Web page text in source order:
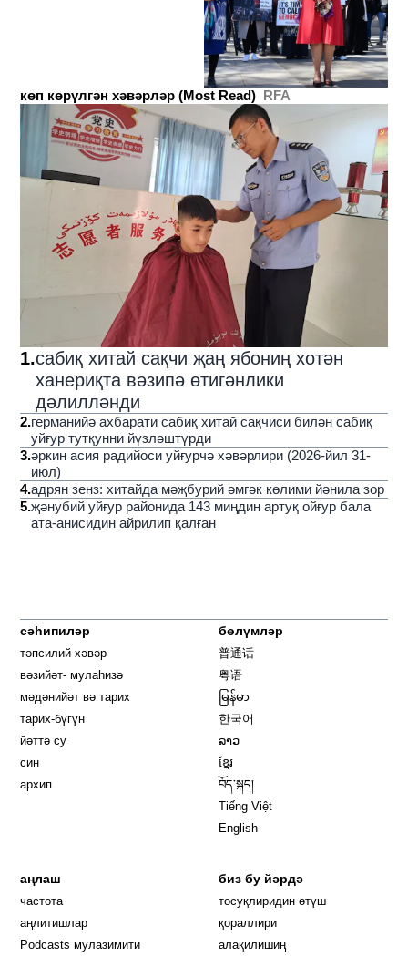
көп көрүлгән хәвәрләр (Most Read) RFA
1.сабиқ хитай сақчи җаң ябониң хотән
ханериқта вәзипә өтигәнлики
дәлилләнди
2.германийә ахбарати сабиқ хитай сақчиси билән сабиқ
уйғур тутқунни йүзләштүрди
3.әркин асия радийоси уйғурчә хәвәрлири (2026-йил 31-
июл)
4.адрян зенз: хитайда мәҗбурий әмгәк көлими йәнила зор
5.җәнубий уйғур районида 143 миңдин артуқ ойғур бала
ата-анисидин айрилип қалған
сәһипиләр
тәпсилий хәвәр
вәзийәт- мулаһизә
мәдәнийәт вә тарих
тарих-бүгүн
йәттә су
син
архип
бөлүмләр
普通话
粤语
မြန်မာ
한국어
ລາວ
ខ្មែរ
བོད་སྐད།
Tiếng Việt
English
аңлаш
частота
аңлитишлар
Podcasts мулазимити
биз бу йәрдә
тосуқлиридин өтүш
қораллири
алақилишиң